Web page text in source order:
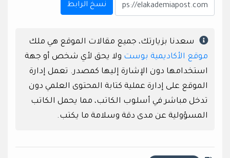
نسخ الرابط
سعدنا بزيارتك، جميع مقالات الموقع هي ملك
موقع الأكاديمية بوست ولا يحق لأي شخص أو جهة
استخدامها دون الإشارة إليها كمصدر. تعمل إدارة
الموقع على إدارة عملية كتابة المحتوى العلمي دون
تدخل مباشر في أسلوب الكاتب، مما يحمل الكاتب
المسؤولية عن مدى دقة وسلامة ما يكتب.